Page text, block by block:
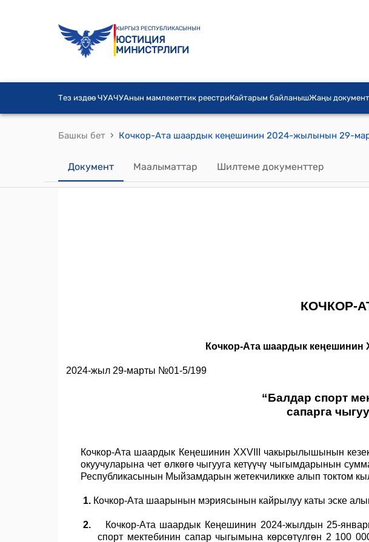
КЫРГЫЗ РЕСПУБЛИКАСЫНЫН
ЮСТИЦИЯ
МИНИСТРЛИГИ
Тез издөө ЧУАЧУАнын мамлекеттик реестриКайтарым байланышЖаңы
Башкы бет ›
Документ Маалыматтар Шилтеме документтер